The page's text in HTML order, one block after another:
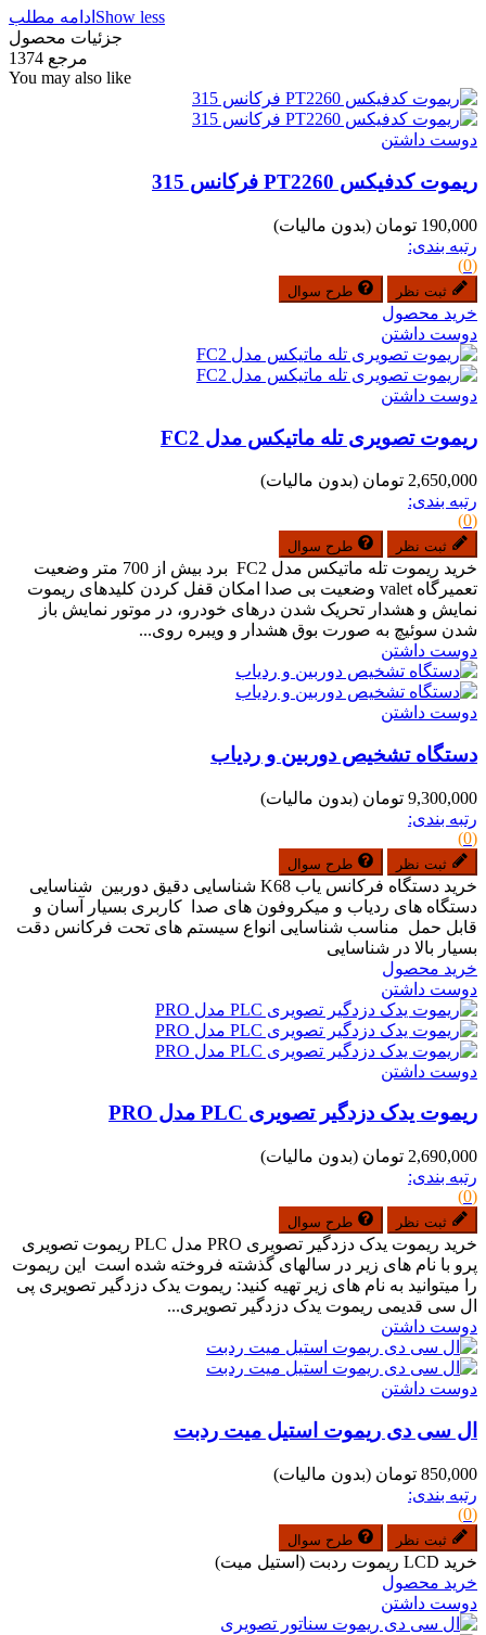
ادامه مطلب Show less
جزئیات محصول
مرجع 1374
You may also like
دوست داشتن
ریموت کدفیکس PT2260 فرکانس 315
190,000 تومان
(بدون مالیات)
رتبه بندی:
(0)
ثبت نظر طرح سوال
خرید محصول
دوست داشتن
دوست داشتن
ریموت تصویری تله ماتیکس مدل FC2
2,650,000 تومان
(بدون مالیات)
رتبه بندی:
(0)
ثبت نظر طرح سوال
خرید ریموت تله ماتیکس مدل FC2 برد بیش از 700 متر وضعیت
تعمیرگاه valet وضعیت بی صدا امکان قفل کردن کلیدهای ریموت
نمایش و هشدار تحریک شدن درهای خودرو، در موتور نمایش باز
شدن سوئیچ به صورت بوق هشدار و ویبره روی...
دوست داشتن
دوست داشتن
دستگاه تشخیص دوربین و ردیاب
9,300,000 تومان
(بدون مالیات)
رتبه بندی:
(0)
ثبت نظر طرح سوال
خرید دستگاه فرکانس یاب K68 شناسایی دقیق دوربین شناسایی
دستگاه های ردیاب و میکروفون های صدا کاربری بسیار آسان و
قابل حمل مناسب شناسایی انواع سیستم های تحت فرکانس دقت
بسیار بالا در شناسایی
خرید محصول
دوست داشتن
دوست داشتن
ریموت یدک دزدگیر تصویری PLC مدل PRO
2,690,000 تومان
(بدون مالیات)
رتبه بندی:
(0)
ثبت نظر طرح سوال
خرید ریموت یدک دزدگیر تصویری PRO مدل PLC ریموت تصویری
پرو با نام های زیر در سالهای گذشته فروخته شده است این ریموت
را میتوانید به نام های زیر تهیه کنید: ریموت یدک دزدگیر تصویری پی
ال سی قدیمی ریموت یدک دزدگیر تصویری...
دوست داشتن
دوست داشتن
ال سی دی ریموت استیل میت ردبت
850,000 تومان
(بدون مالیات)
رتبه بندی:
(0)
ثبت نظر طرح سوال
خرید LCD ریموت ردبت (استیل میت)
خرید محصول
دوست داشتن